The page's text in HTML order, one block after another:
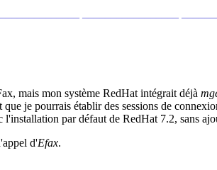
mais mon système RedHat intégrait déjà
je pourrais établir des sessions de
par défaut de RedHat 7.2, sans
d'Efax.